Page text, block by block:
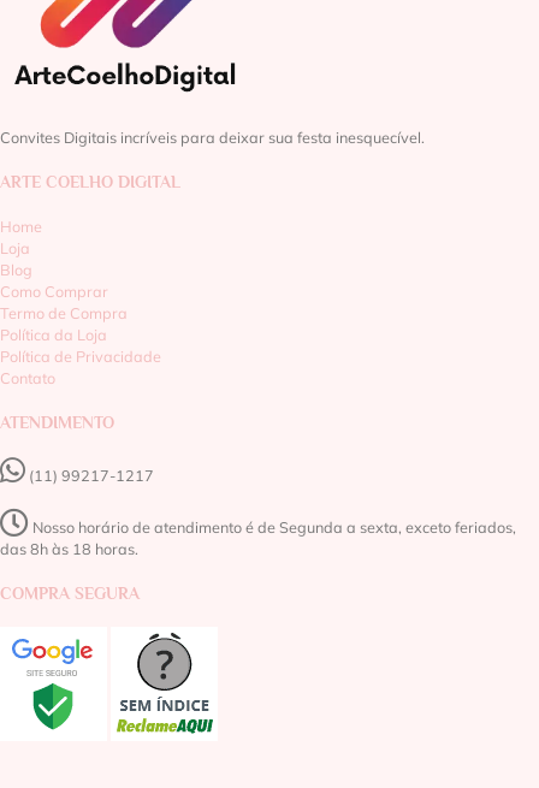
Convites Digitais incríveis para deixar sua festa inesquecível.
ARTE COELHO DIGITAL
Home
Loja
Blog
Como Comprar
Termo de Compra
Política da Loja
Política de Privacidade
Contato
ATENDIMENTO
(11) 99217-1217‬
Nosso horário de atendimento é de Segunda a sexta, exceto feriados,
das 8h às 18 horas.
COMPRA SEGURA